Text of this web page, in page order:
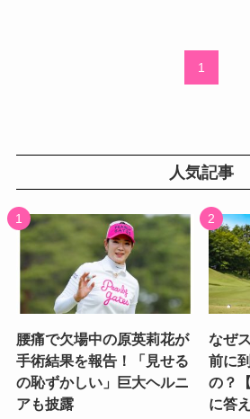
1
人気記事
腰痛で欠場中の原英莉花が
手術結果を報告！「見せる
の恥ずかしい」巨大ヘルニ
アも披露
なぜ
前に
の？
に答